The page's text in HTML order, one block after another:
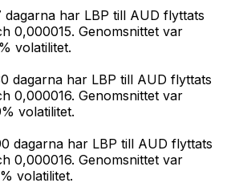
dagarna har LBP till AUD flyttats
0,000015. Genomsnittet var
volatilitet.
dagarna har LBP till AUD flyttats
0,000016. Genomsnittet var
volatilitet.
dagarna har LBP till AUD flyttats
0,000016. Genomsnittet var
volatilitet.